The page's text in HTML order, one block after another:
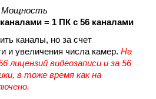
Мощность
= 1 ПК с 56 каналами
каналы, но за счет
и увеличения числа камер.На
лицензий видеозаписи и за 56
в тоже время как на